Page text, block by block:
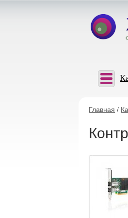
Главная /